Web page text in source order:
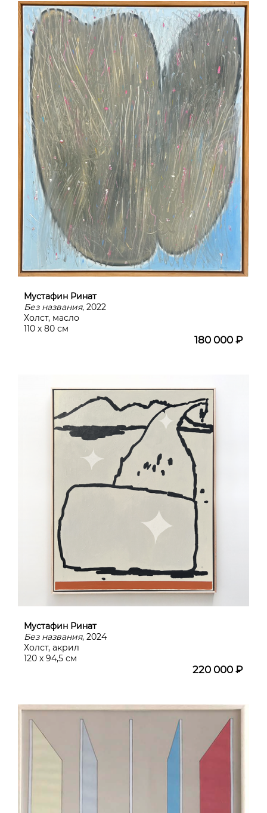
Мустафин Ринат
Без названия, 2022
Холст, масло
110 х 80 см
180 000 ₽
Мустафин Ринат
Без названия, 2024
Холст, акрил
120 х 94,5 см
220 000 ₽